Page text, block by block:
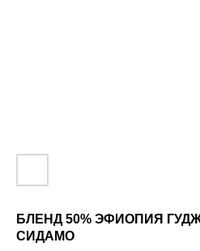
БЛЕНД 50% ЭФИОПИЯ
СИДАМО